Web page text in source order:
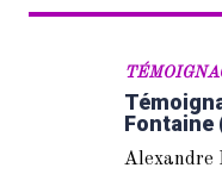
Fontaine
Alexandre